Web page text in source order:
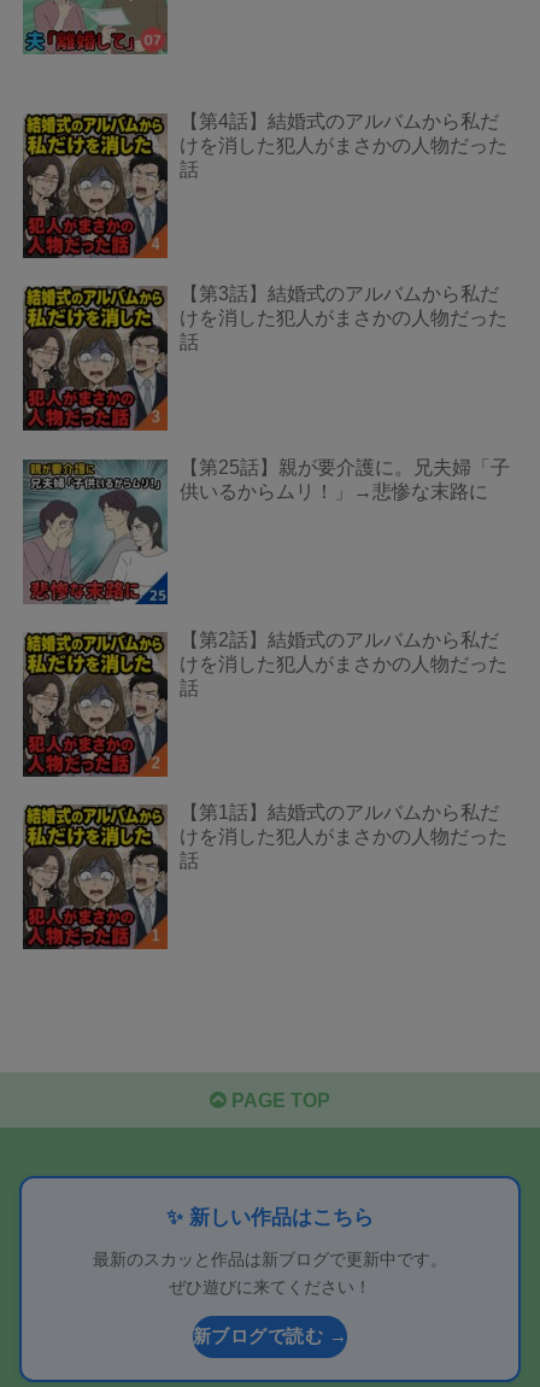
【第4話】結婚式のアルバムから私だ
けを消した犯人がまさかの人物だった
話
【第3話】結婚式のアルバムから私だ
けを消した犯人がまさかの人物だった
話
【第25話】親が要介護に。兄夫婦「子
供いるからムリ！」→悲惨な末路に
【第2話】結婚式のアルバムから私だ
けを消した犯人がまさかの人物だった
話
【第1話】結婚式のアルバムから私だ
けを消した犯人がまさかの人物だった
話
PAGE TOP
✨ 新しい作品はこちら
最新のスカッと作品は新ブログで更新中です。
ぜひ遊びに来てください！
新ブログで読む →